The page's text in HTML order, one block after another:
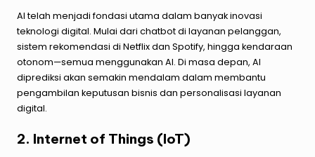
AI telah menjadi fondasi utama dalam banyak inovasi
teknologi digital. Mulai dari chatbot di layanan pelanggan,
sistem rekomendasi di Netflix dan Spotify, hingga kendaraan
otonom—semua menggunakan AI. Di masa depan, AI
diprediksi akan semakin mendalam dalam membantu
pengambilan keputusan bisnis dan personalisasi layanan
digital.
2. Internet of Things (IoT)